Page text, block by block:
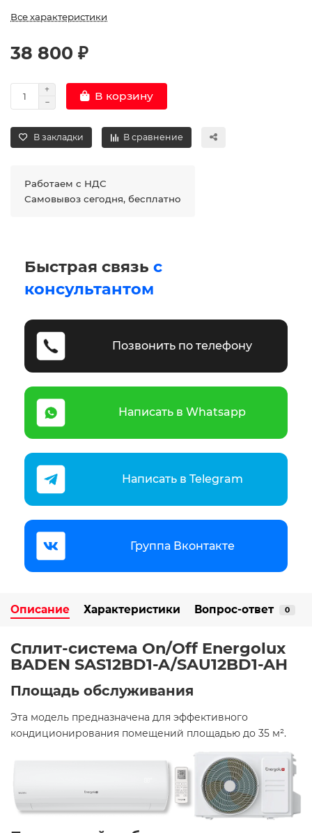
Все характеристики
38 800 ₽
В корзину
В закладки В сравнение
Работаем с НДС
Самовывоз сегодня, бесплатно
Быстрая связь с
консультантом
Позвонить по телефону
Написать в Whatsapp
Написать в Telegram
Группа Вконтакте
Описание Характеристики Вопрос-ответ 0
Сплит-система On/Off Energolux
BADEN SAS12BD1-A/SAU12BD1-AH
Площадь обслуживания
Эта модель предназначена для эффективного
кондиционирования помещений площадью до 35 м².